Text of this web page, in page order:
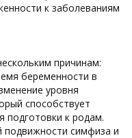
к заболеваниям
причинам:
беременности в
уровня
способствует
подготовки к родам.
симфиза и